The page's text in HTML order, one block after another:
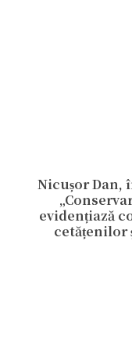
Nicușor Dan,
evidențiază
cetățenilor